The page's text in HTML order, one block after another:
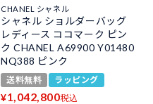
CHANEL シャネル
シャネル ショルダーバッグ
レディース ココマーク ピン
ク CHANEL A69900 Y01480
NQ388 ピンク
送料無料 ラッピング
¥1,042,800税込